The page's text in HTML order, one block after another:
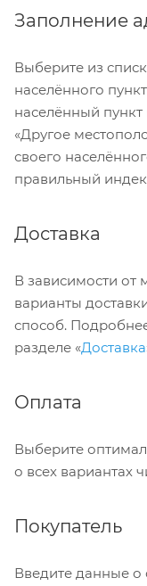
Заполнение
Выберите из
населённого
населённый
«Другое
своего
правильный
Доставка
В зависимости от
варианты
способ.
разделе «Доставка
Оплата
Выберите
о всех вариантах
Покупатель
Введите данные о